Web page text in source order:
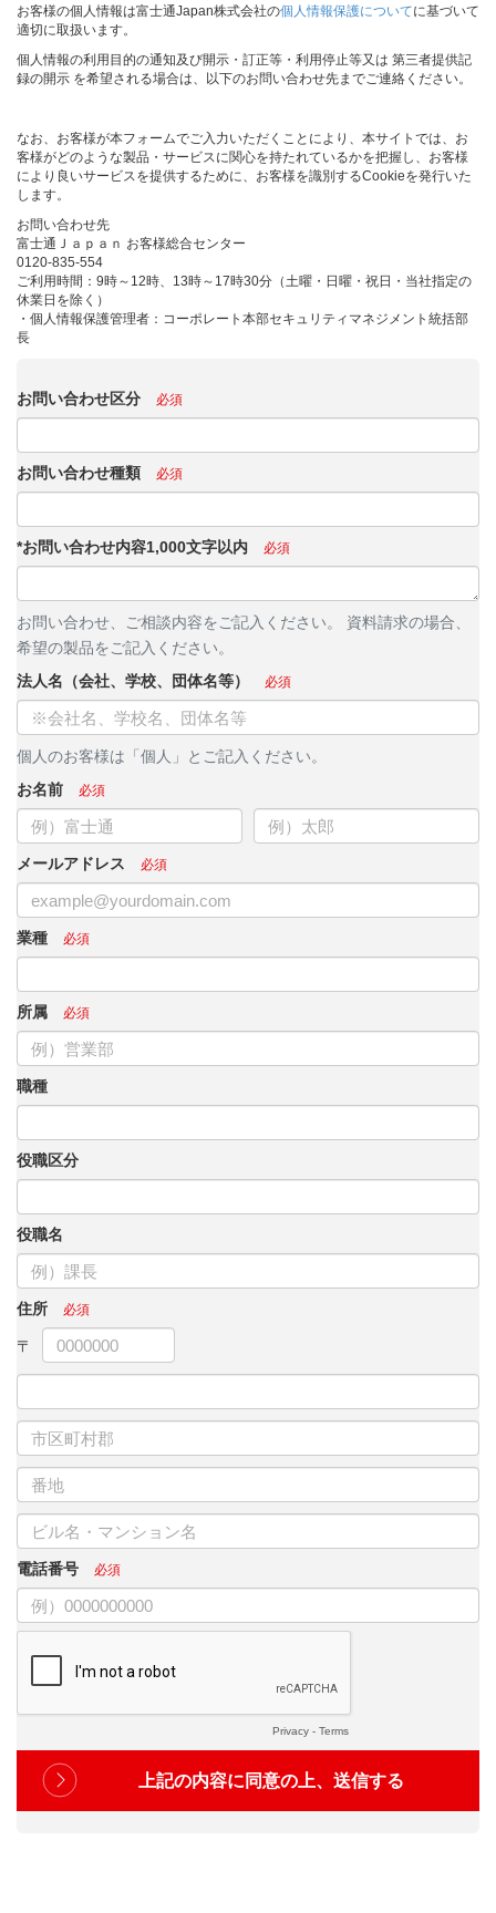
お客様の個人情報は富士通Japan株式会社の個人情報保護についてに基づいて
適切に取扱います。
個人情報の利用目的の通知及び開示・訂正等・利用停止等又は 第三者提供記
録の開示 を希望される場合は、以下のお問い合わせ先までご連絡ください。
なお、お客様が本フォームでご入力いただくことにより、本サイトでは、お
客様がどのような製品・サービスに関心を持たれているかを把握し、お客様
により良いサービスを提供するために、お客様を識別するCookieを発行いた
します。
お問い合わせ先
富士通Ｊａｐａｎ お客様総合センター
0120-835-554
ご利用時間：9時～12時、13時～17時30分（土曜・日曜・祝日・当社指定の
休業日を除く）
・個人情報保護管理者：コーポレート本部セキュリティマネジメント統括部
長
お問い合わせ区分
お問い合わせ種類
*お問い合わせ内容1,000文字以内
お問い合わせ、ご相談内容をご記入ください。 資料請求の場合、
希望の製品をご記入ください。
法人名（会社、学校、団体名等）
個人のお客様は「個人」とご記入ください。
お名前
メールアドレス
業種
所属
職種
役職区分
役職名
住所
電話番号
Privacy - Terms